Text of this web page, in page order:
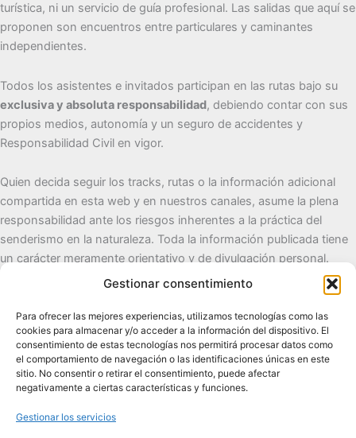
Gestionar consentimiento
Para ofrecer las mejores experiencias, utilizamos tecnologías como las
cookies para almacenar y/o acceder a la información del dispositivo. El
consentimiento de estas tecnologías nos permitirá procesar datos como
el comportamiento de navegación o las identificaciones únicas en este
sitio. No consentir o retirar el consentimiento, puede afectar
negativamente a ciertas características y funciones.
Gestionar los servicios
turística, ni un servicio de guía profesional. Las salidas que aquí se
proponen son encuentros entre particulares y caminantes
independientes.
Todos los asistentes e invitados participan en las rutas bajo su
exclusiva y absoluta responsabilidad, debiendo contar con sus
propios medios, autonomía y un seguro de accidentes y
Responsabilidad Civil en vigor.
Quien decida seguir los tracks, rutas o la información adicional
compartida en esta web y en nuestros canales, asume la plena
responsabilidad ante los riesgos inherentes a la práctica del
senderismo en la naturaleza. Toda la información publicada tiene
un carácter meramente orientativo y de divulgación personal.
Senderismo de autor, naturaleza y pueblos con alma.
Contacto:cuevadeldestino@gmail.com |
+34 722 32 62